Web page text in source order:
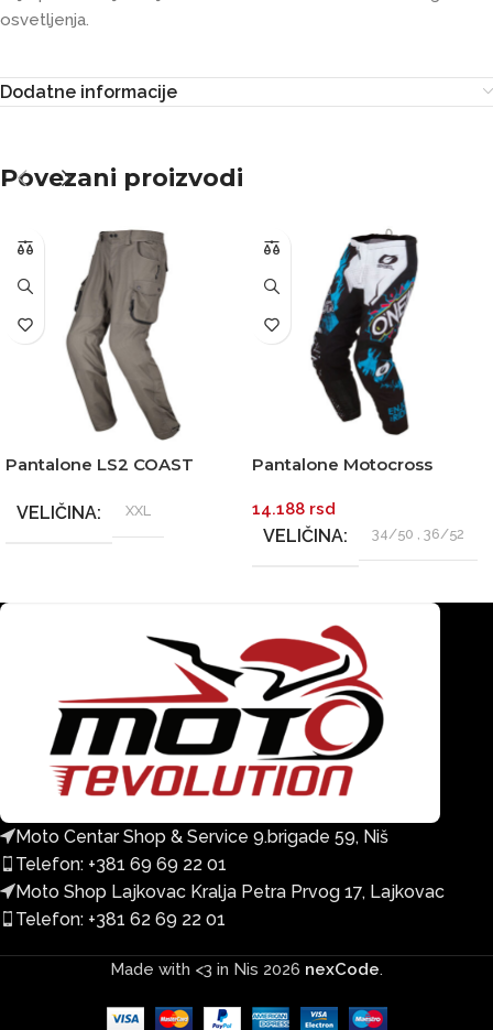
osvetljenja.
Dodatne informacije
Povezani proizvodi
Pantalone LS2 COAST
VELIČINA
XXL
Pantalone Motocross
bele
14.188 rsd
VELIČINA 34/50 , 36/52
Moto Centar Shop & Service 9.brigade 59, Niš
Telefon: +381 69 69 22 01
Moto Shop Lajkovac Kralja Petra Prvog 17, Lajkovac
Telefon: +381 62 69 22 01
Made with <3 in Nis 2026 nexCode.